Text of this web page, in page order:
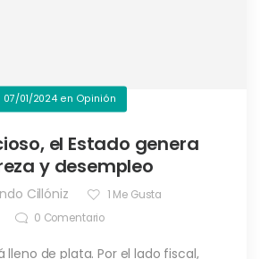
07/01/2024 en Opinión
el Estado genera
y desempleo
Cillóniz 1 Me Gusta
0 Comentario
lleno de plata. Por el lado fiscal,